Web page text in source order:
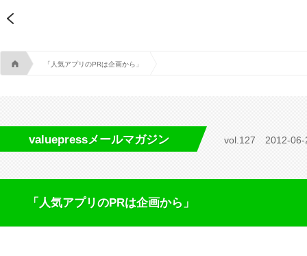
A 「人気アプリのPRは企画から」
valuepressメールマガジン vol.127 2012-06-
「人気アプリのPRは企画から」